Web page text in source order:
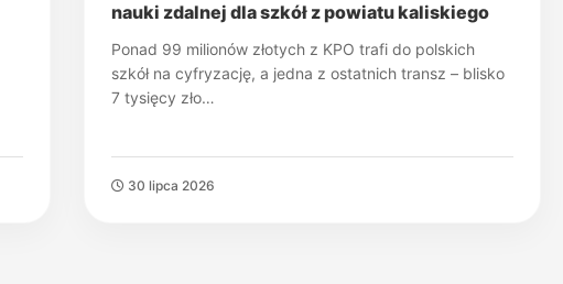
nauki zdalnej dla szkół z powiatu kaliskiego
Ponad 99 milionów złotych z KPO trafi do polskich
szkół na cyfryzację, a jedna z ostatnich transz – blisko
7 tysięcy zło…
30 lipca 2026